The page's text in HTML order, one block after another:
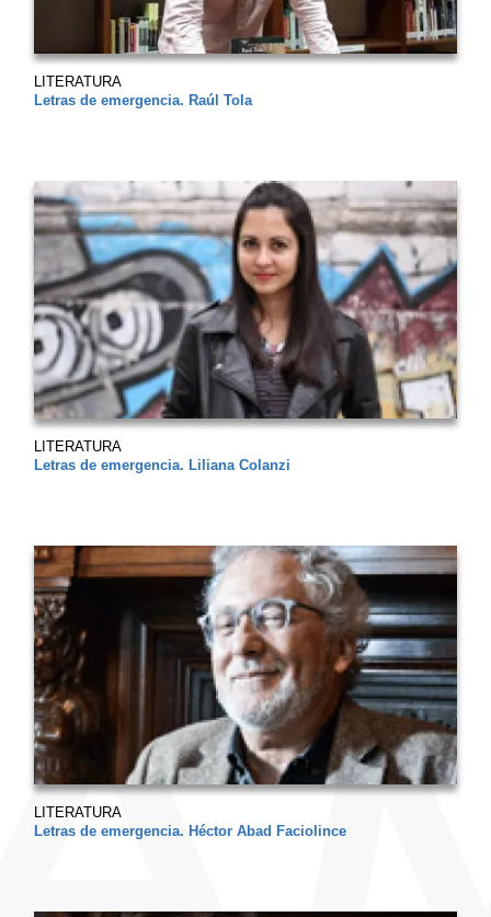
LITERATURA
Letras de emergencia. Raúl Tola
LITERATURA
Letras de emergencia. Liliana Colanzi
LITERATURA
Letras de emergencia. Héctor Abad Faciolince